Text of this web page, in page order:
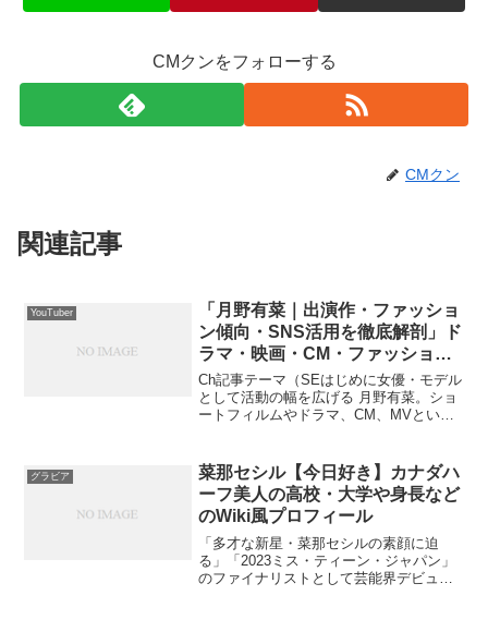
CMクンをフォローする
CMクン
関連記事
YouTuber
「月野有菜｜出演作・ファッショ
ン傾向・SNS活用を徹底解剖」ド
ラマ・映画・CM・ファッション
コーデ・Instagram・X
Ch記事テーマ（SEはじめに女優・モデル
として活動の幅を広げる 月野有菜。ショ
ートフィルムやドラマ、CM、MVといっ
信力にも注目が集まっています。本記事
では、「出演作...
グラビア
菜那セシル【今日好き】カナダハ
ーフ美人の高校・大学や身長など
のWiki風プロフィール
「多才な新星・菜那セシルの素顔に迫
る」「2023ミス・ティーン・ジャパン」
のファイナリストとして芸能界デビュー